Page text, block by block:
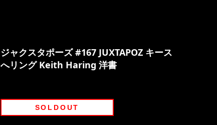
ジャクスタポーズ #167 JUXTAPOZ キース
へリング Keith Haring 洋書
SOLDOUT